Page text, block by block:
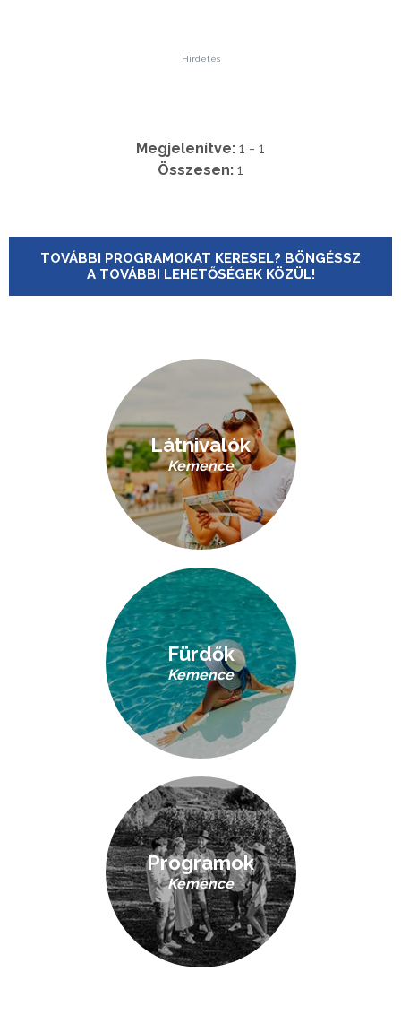
Hirdetés
Megjelenítve: 1 - 1
Összesen: 1
TOVÁBBI PROGRAMOKAT KERESEL? BÖNGÉSSZ
A TOVÁBBI LEHETŐSÉGEK KÖZÜL!
Látnivalók
Kemence
Fürdők
Kemence
Programok
Kemence